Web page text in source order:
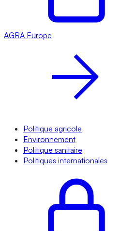
AGRA Europe
Politique agricole
Environnement
Politique sanitaire
Politiques internationales